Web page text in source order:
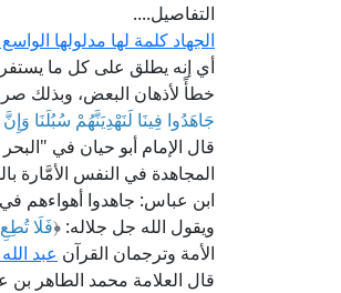
التفاصيل....
الجهاد كلمة لها مدلولها
أي إنه يطلق على كل ما
خطأً لأذهان البعض، وبذلك
جَاهَدُوا فِينَا لَنَهْدِيَنَّهُمْ سُبُلَنَا
المجاهدة في النفس الأمَّارة
ابن عباس: جاهدوا أهواءهم في
ويقول الله جل جلاله: ﴿فَلَا
الأمة وترجمان القرآن عبد